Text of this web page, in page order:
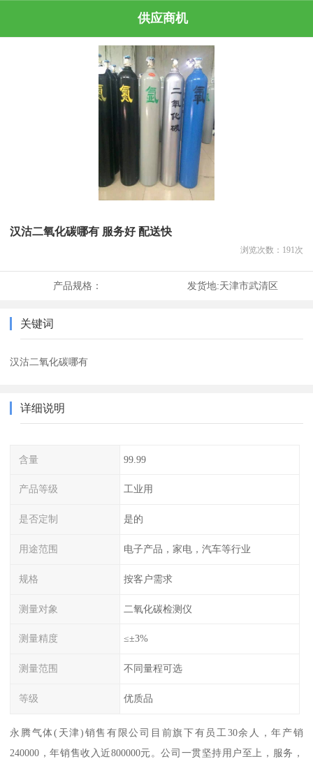
供应商机
汉沽二氧化碳哪有 服务好 配送快
浏览次数： 191 次
产品规格： 发货地:天津市武清区
关键词
汉沽二氧化碳哪有
详细说明
含量 99.99
产品等级 工业用
是否定制 是的
用途范围 电子产品，家电，汽车等行业
规格 按客户需求
测量对象 二氧化碳检测仪
测量精度 ≤±3%
测量范围 不同量程可选
等级 优质品
永腾气体(天津)销售有限公司目前旗下有员工30余人，年产销
240000，年销售收入近800000元。公司一贯坚持用户至上，服务，